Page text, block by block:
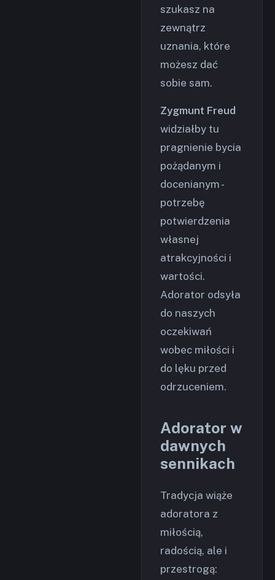
szukasz na
zewnątrz
uznania, które
możesz dać
sobie sam.
Zygmunt Freud
widziałby tu
pragnienie bycia
pożądanym i
docenianym -
potrzebę
potwierdzenia
własnej
atrakcyjności i
wartości.
Adorator odsyła
do naszych
oczekiwań
wobec miłości i
do lęku przed
odrzuceniem.
Adorator w
dawnych
sennikach
Tradycja wiąże
adoratora z
miłością,
radością, ale i
przestrogą: